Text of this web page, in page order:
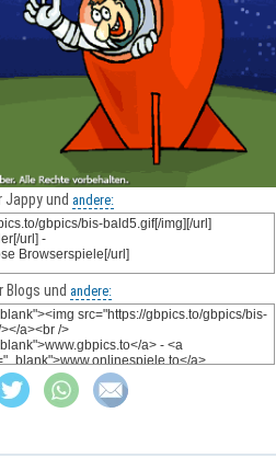
Jappy und andere:
Blogs und andere: